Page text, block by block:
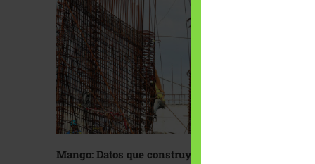
Mango: Datos que construyen confianza